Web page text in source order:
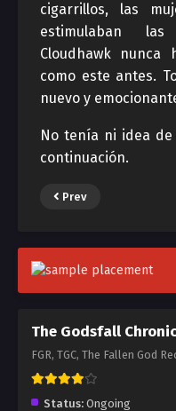
cigarrillos, las
estimulaban las
Cloudhawk
como este antes.
nuevo y
No tenía ni idea
continuación.
Prev
The Godsfall
FGR, TGC, The Fallen God
Status: Ongoing